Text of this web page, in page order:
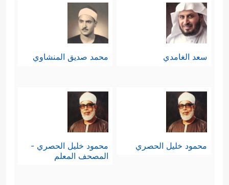
سعد الغامدي محمد صديق المنشاوي
محمود خليل الحصري
محمود خليل الحصري -
المصحف المعلم